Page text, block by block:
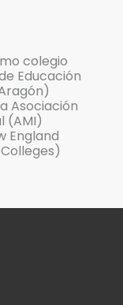
colegio
Educación
Asociación
(AMI)
England